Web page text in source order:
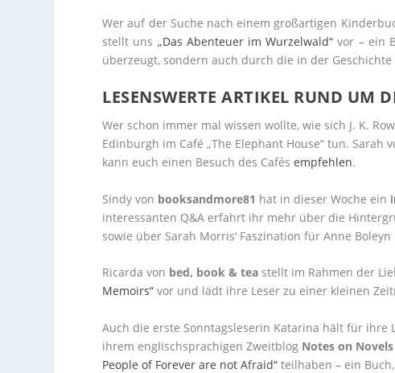
Wer auf der Suche nach einem großartigen
stellt uns „Das Abenteuer im Wurzelwald“ vor – ein
überzeugt, sondern auch durch die in der
LESENSWERTE ARTIKEL RUND UM
Wer schon immer mal wissen wollte, wie sich J. K.
Edinburgh im Café „The Elephant House“ tun. Sarah
kann euch einen Besuch des Cafésempfehlen.
Sindy von booksandmore81 hat in dieser Woche ein
interessanten Q&A erfahrt ihr mehr über die
sowie über Sarah Morris‘ Faszination für Anne
Ricarda von bed, book & tea stellt im Rahmen der
Memoirs“ vor und lädt ihre Leser zu einer kleinen
Auch die erste Sonntagsleserin Katarina hält für
ihrem englischsprachigen Zweitblog Notes on Novels
People of Forever are not Afraid“ teilhaben – ein